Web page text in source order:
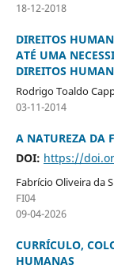
18-12-2018
DIREITOS
ATÉ UMA
DIREITOS
Rodrigo Toaldo
03-11-2014
A NATUREZA DA
DOI: https://
Fabrício Oliveira da
FI04
09-04-2026
CURRÍCULO,
HUMANAS